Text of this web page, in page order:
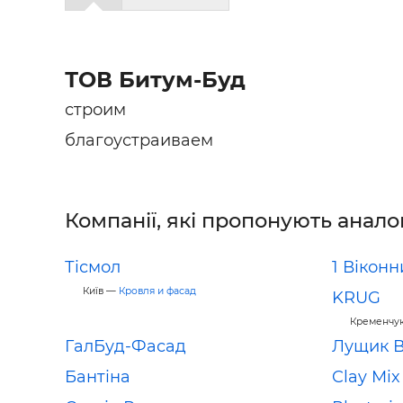
ТОВ Битум-Буд
строим
благоустраиваем
Компанії, які пропонують
Тісмол
Київ — Кровля и фасад
1
KRUG
ГалБуд-Фасад
Лущик
Бантіна
Clay Mix